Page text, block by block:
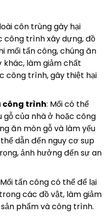
côn trùng gây hại
công trình xây dựng, đồ
mối tấn công, chúng ăn
khác, làm giảm chất
công trình, gây thiệt hại
công trình: Mối có thể
của nhà ở hoặc công
ăn mòn gỗ và làm yếu
dẫn đến nguy cơ sụp
ảnh hưởng đến sự an
tấn công có thể để lại
các đồ vật, làm giảm
phẩm và công trình.